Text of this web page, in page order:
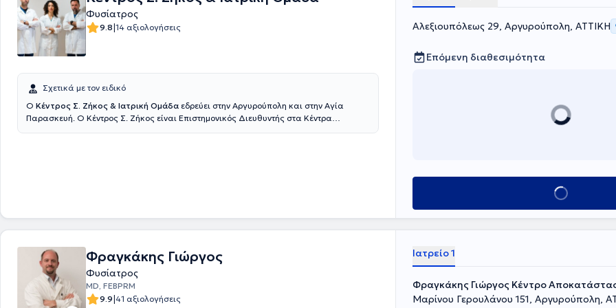
Φυσίατρος
9.8|14 αξιολογήσεις
Σχετικά με τον ειδικό
Ο Κέντρος Σ. Ζήκος & Ιατρική Ομάδα εδρεύει στην Αργυρούπολη και στην Αγία
Παρασκευή. Ο Κέντρος Σ. Ζήκος είναι Επιστημονικός Διευθυντής στα Κέντρα
ανθρωπιά πλαισιώνουν τους ασθενείς και παρέχουν υπηρεσίες βάσει θεραπευτικών
πρωτοκόλλων σε συνεργασία πάντοτε με τον θεράποντα ιατρό.
Αλεξιουπόλεως 29, Αργυρούπολη, ΑΤΤΙΚΗ
Επόμενη διαθεσιμότητα
Κλείσε ραντεβού
Φραγκάκης Γιώργος
Φυσίατρος
MD, FEBPRM
9.9|41 αξιολογήσεις
Ιατρείο 1
Φραγκάκης Γιώργος Κέντρο
Μαρίνου Γερουλάνου 151, Αργυρούπολη,